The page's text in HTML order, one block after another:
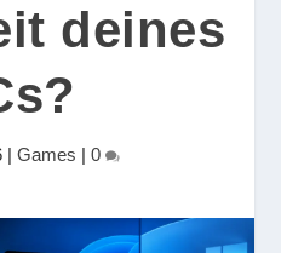
deines
| Games | 0